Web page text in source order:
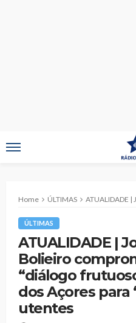
Home ÚLTIMAS ATUALIDADE | José Manuel Bolieiro
ÚLTIMAS
ATUALIDADE |
Bolieiro
“diálogo
dos Açores para
utentes